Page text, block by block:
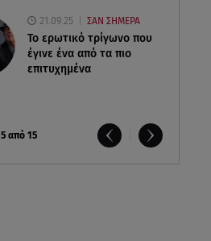
21.09.25 ΣΑΝ ΣΗΜΕΡΑ
Το ερωτικό τρίγωνο που
έγινε ένα από τα πιο
επιτυχημένα
5 από 15